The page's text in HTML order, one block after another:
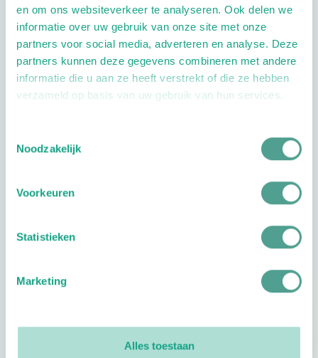
en om ons websiteverkeer te analyseren. Ook delen we
informatie over uw gebruik van onze site met onze
partners voor social media, adverteren en analyse. Deze
partners kunnen deze gegevens combineren met andere
informatie die u aan ze heeft verstrekt of die ze hebben
verzameld op basis van uw gebruik van hun services.
Noodzakelijk
Voorkeuren
Statistieken
Marketing
Alles toestaan
Extra opties
DagTijd
Plan je route